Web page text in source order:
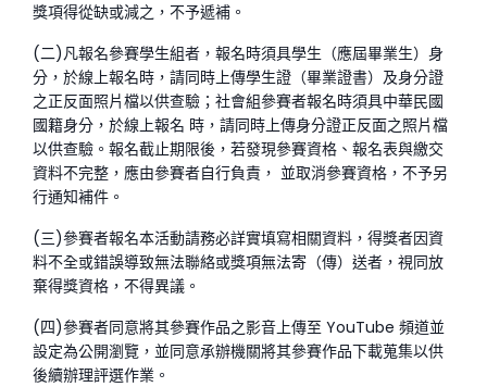
獎項得從缺或減之，不予遞補。
(二)凡報名參賽學生組者，報名時須具學生（應屆畢業生）身
分，於線上報名時，請同時上傳學生證（畢業證書）及身分證
之正反面照片檔以供查驗；社會組參賽者報名時須具中華民國
國籍身分，於線上報名 時，請同時上傳身分證正反面之照片檔
以供查驗。報名截止期限後，若發現參賽資格、報名表與繳交
資料不完整，應由參賽者自行負責， 並取消參賽資格，不予另
行通知補件。
(三)參賽者報名本活動請務必詳實填寫相關資料，得獎者因資
料不全或錯誤導致無法聯絡或獎項無法寄（傳）送者，視同放
棄得獎資格，不得異議。
(四)參賽者同意將其參賽作品之影音上傳至 YouTube 頻道並
設定為公開瀏覽，並同意承辦機關將其參賽作品下載蒐集以供
後續辦理評選作業。